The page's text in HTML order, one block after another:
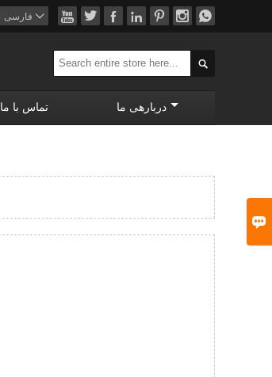

       فارسی 

تماس با ما دربارهی ما